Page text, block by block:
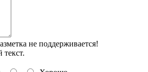
не поддерживается!